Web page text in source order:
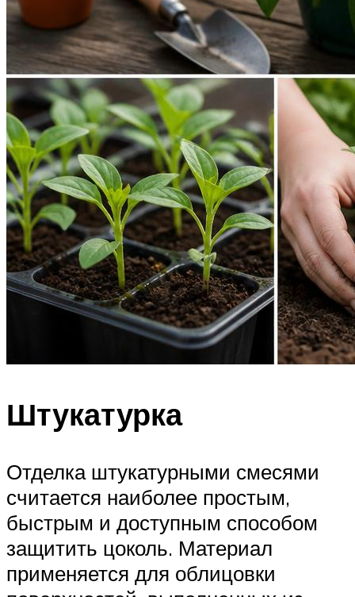
Штукатурка
Отделка штукатурными смесями
считается наиболее простым,
быстрым и доступным способом
защитить цоколь. Материал
применяется для облицовки